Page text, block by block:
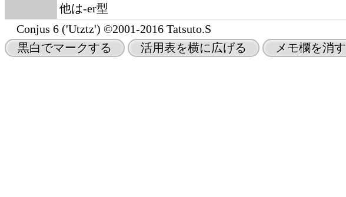
他は-er型
Conjus 6 ('Utztz') ©2001-2016 Tatsuto.S
黒白でマークする
活用表を横に広げる メモ欄を消す